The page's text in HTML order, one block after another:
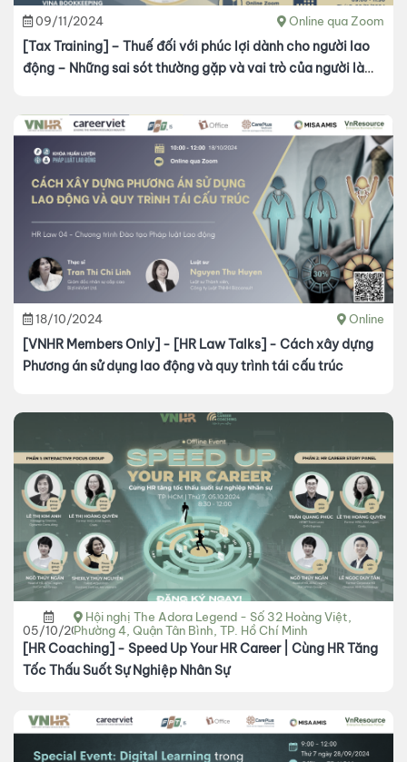
09/11/2024 Online qua Zoom
[Tax Training] – Thuế đối với phúc lợi dành cho người lao
động – Những sai sót thường gặp và vai trò của người làm
18/10/2024 Online
[VNHR Members Only] - [HR Law Talks] - Cách xây dựng
Phương án sử dụng lao động và quy trình tái cấu trúc
05/10/2024
Hội nghị The Adora Legend - Số 32 Hoàng Việt,
Phường 4, Quận Tân Bình, TP. Hồ Chí Minh
[HR Coaching] - Speed Up Your HR Career | Cùng HR Tăng
Tốc Thấu Suốt Sự Nghiệp Nhân Sự